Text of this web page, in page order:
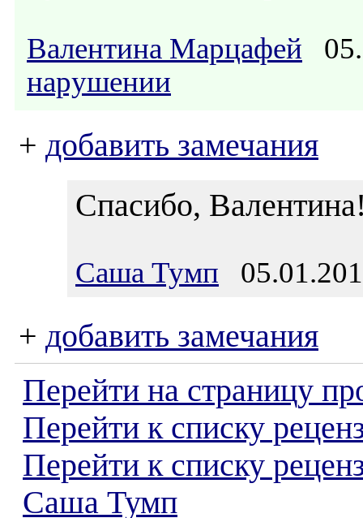
Валентина Марцафей
нарушении
+ добавить замечания
Спасибо,
Саша Тумп
+ добавить замечания
Перейти на страницу
Перейти к списку
Перейти к списку
Саша Тумп